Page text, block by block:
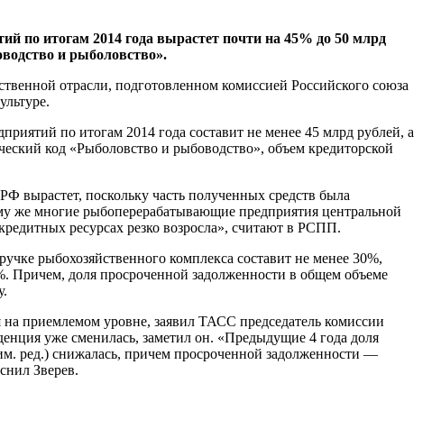
по итогам 2014 года вырастет почти на 45% до 50 млрд
и рыболовство».
отрасли, подготовленном комиссией Российского союза
по итогам 2014 года составит не менее 45 млрд рублей, а
код «Рыболовство и рыбоводство», объем кредиторской
вырастет, поскольку часть полученных средств была
многие рыбоперерабатывающие предприятия центральной
ресурсах резко возросла», считают в РСПП.
рыбохозяйственного комплекса составит не менее 30%,
Причем, доля просроченной задолженности в общем объеме
приемлемом уровне, заявил ТАСС председатель комиссии
уже сменилась, заметил он. «Предыдущие 4 года доля
ред.) снижалась, причем просроченной задолженности —
Зверев.